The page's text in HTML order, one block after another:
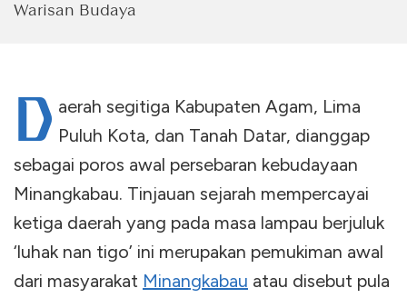
Warisan Budaya
D aerah segitiga Kabupaten Agam, Lima
Puluh Kota, dan Tanah Datar, dianggap
sebagai poros awal persebaran kebudayaan
Minangkabau. Tinjauan sejarah mempercayai
ketiga daerah yang pada masa lampau berjuluk
‘luhak nan tigo’ ini merupakan pemukiman awal
dari masyarakat Minangkabau atau disebut pula